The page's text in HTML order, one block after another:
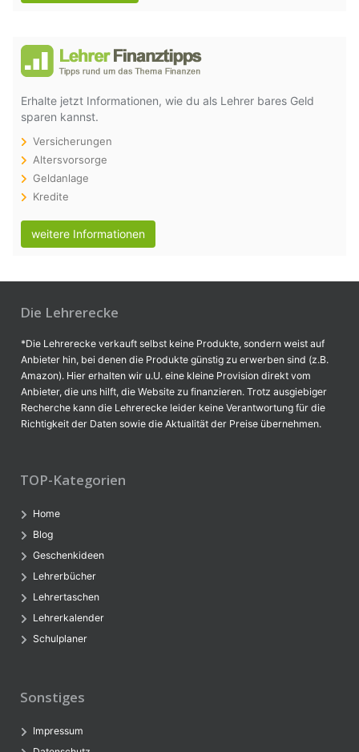
Erhalte jetzt Informationen, wie du als Lehrer bares Geld
sparen kannst.
Versicherungen
Altersvorsorge
Geldanlage
Kredite
weitere Informationen
Die Lehrerecke
*Die Lehrerecke verkauft selbst keine Produkte, sondern weist auf
Anbieter hin, bei denen die Produkte günstig zu erwerben sind (z.B.
Amazon). Hier erhalten wir u.U. eine kleine Provision direkt vom
Anbieter, die uns hilft, die Website zu finanzieren. Trotz ausgiebiger
Recherche kann die Lehrerecke leider keine Verantwortung für die
Richtigkeit der Daten sowie die Aktualität der Preise übernehmen.
TOP-Kategorien
Home
Blog
Geschenkideen
Lehrerbücher
Lehrertaschen
Lehrerkalender
Schulplaner
Sonstiges
Impressum